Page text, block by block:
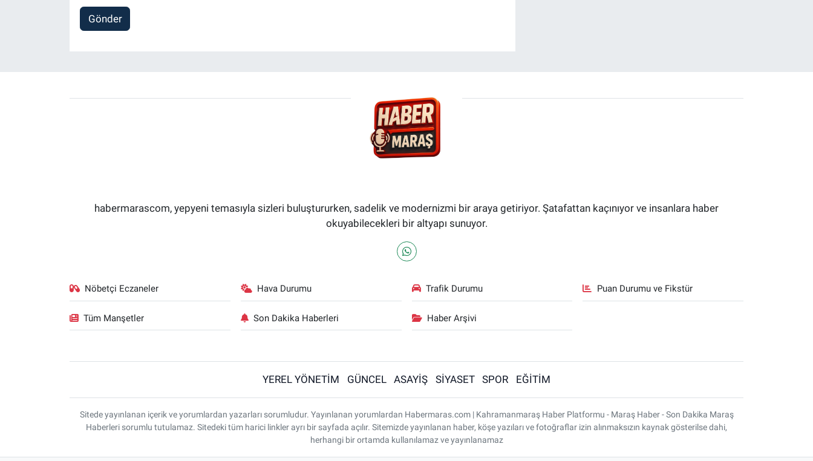
Gönder
habermarascom, yepyeni temasıyla sizleri buluştururken, sadelik ve modernizmi bir araya getiriyor. Şatafattan kaçınıyor ve insanlara haber
okuyabilecekleri bir altyapı sunuyor.
Nöbetçi Eczaneler Hava Durumu Trafik Durumu Puan Durumu ve Fikstür
Tüm Manşetler Son Dakika Haberleri Haber Arşivi
YEREL YÖNETİM GÜNCEL ASAYİŞ SİYASET SPOR EĞİTİM
Sitede yayınlanan içerik ve yorumlardan yazarları sorumludur. Yayınlanan yorumlardan Habermaras.com | Kahramanmaraş Haber Platformu - Maraş Haber - Son Dakika Maraş
Haberleri sorumlu tutulamaz. Sitedeki tüm harici linkler ayrı bir sayfada açılır. Sitemizde yayınlanan haber, köşe yazıları ve fotoğraflar izin alınmaksızın kaynak gösterilse dahi,
herhangi bir ortamda kullanılamaz ve yayınlanamaz